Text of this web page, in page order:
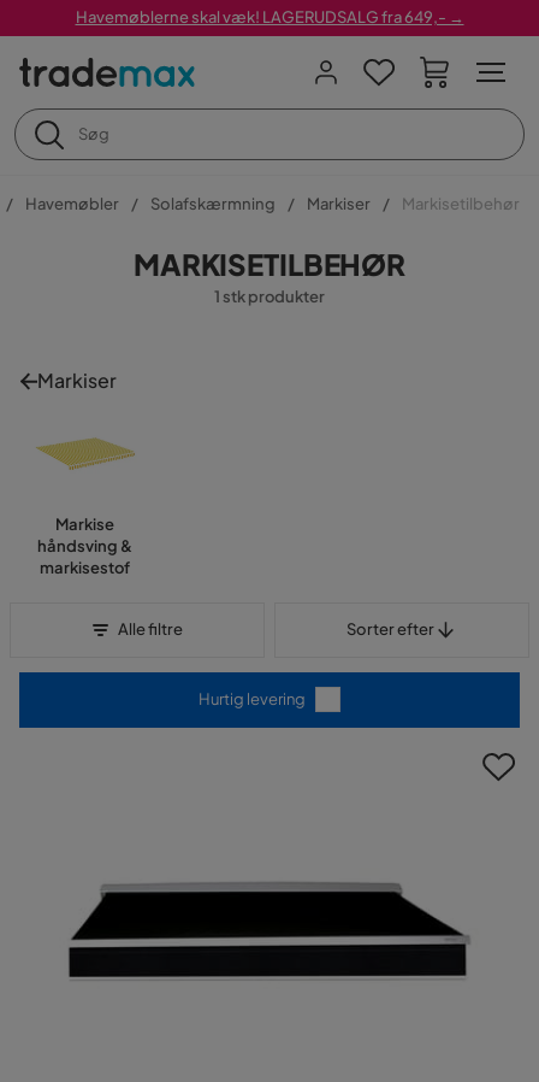
Havemøblerne skal væk! LAGERUDSALG fra 649,- →
Havemøbler Solafskærmning Markiser Markisetilbehør
MARKISETILBEHØR
1 stk produkter
Markiser
Markise
håndsving &
markisestof
Alle filtre Sorter efter
Hurtig levering